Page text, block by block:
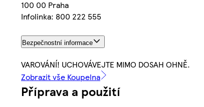
100 00 Praha
Infolinka: 800 222 555
Bezpečnostní informace
VAROVÁNÍ! UCHOVÁVEJTE MIMO DOSAH OHNĚ.
Zobrazit vše Koupelna
Příprava a použití